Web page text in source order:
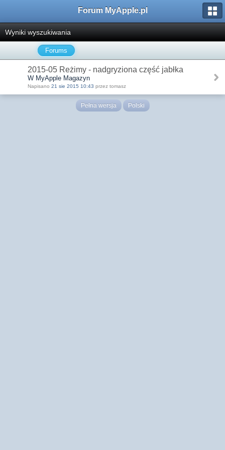
Forum MyApple.pl
Wyniki wyszukiwania
Forums
2015-05 Reżimy - nadgryziona część jabłka
W MyApple Magazyn
Napisano 21 sie 2015 10:43 przez tomasz
Pełna wersja Polski